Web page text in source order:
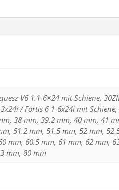
V6 1.1-6×24 mit Schiene,
/ Fortis 6 1-6x24i mit
38 mm, 39.2 mm, 40 mm, 41
51.2 mm, 51.5 mm, 52 mm,
mm, 60.5 mm, 61 mm, 62 mm,
mm, 80 mm